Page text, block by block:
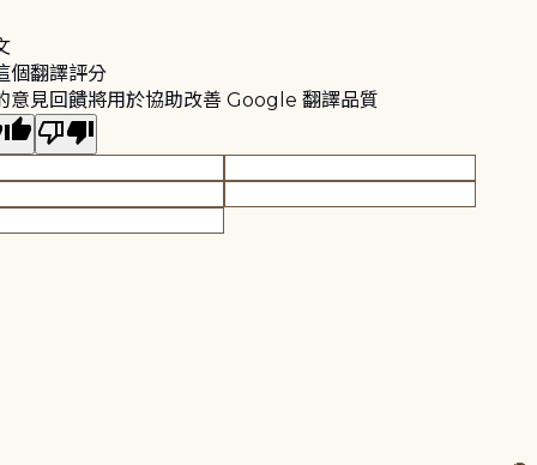
個翻譯評分
意見回饋將用於協助改善 Google 翻譯品質